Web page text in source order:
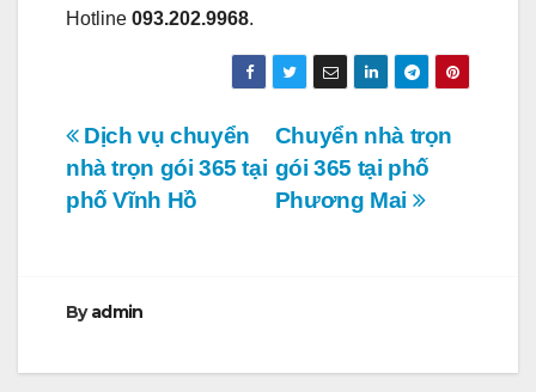
Hotline 093.202.9968.
Điều
hướng
Chuyển nhà trọn
gói 365 tại phố
Phương Mai
Dịch vụ chuyển
nhà trọn gói 365 tại
phố Vĩnh Hồ
Byadmin